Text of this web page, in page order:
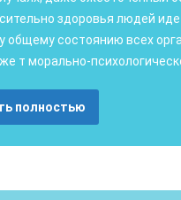
здоровья людей
общему состоянию всех
т морально-
полностью